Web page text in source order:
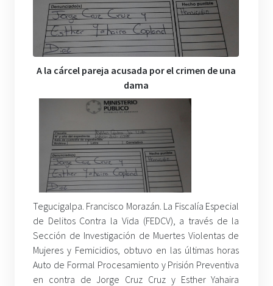
A la cárcel pareja acusada por el crimen de una
dama
Tegucigalpa. Francisco Morazán. La Fiscalía Especial
de Delitos Contra la Vida (FEDCV), a través de la
Sección de Investigación de Muertes Violentas de
Mujeres y Femicidios, obtuvo en las últimas horas
Auto de Formal Procesamiento y Prisión Preventiva
en contra de Jorge Cruz Cruz y Esther Yahaira